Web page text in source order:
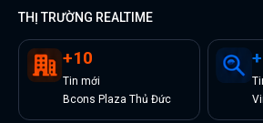
THỊ TRƯỜNG REALTIME
+10
Tin mới
Bcons Plaza Thủ Đức
+